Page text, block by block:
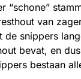
“schone”
van
snippers
bevat, en
bestaan